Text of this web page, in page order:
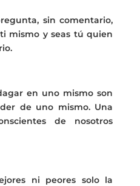
sin comentario,
mismo y seas tú quien
en uno mismo son
de uno mismo. Una
de nosotros
ni peores solo la